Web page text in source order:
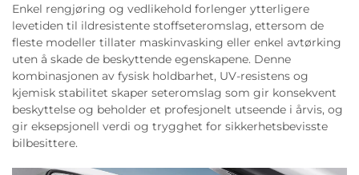
Enkel rengjøring og vedlikehold forlenger ytterligere
levetiden til ildresistente stoffseteromslag, ettersom de
fleste modeller tillater maskinvasking eller enkel avtørking
uten å skade de beskyttende egenskapene. Denne
kombinasjonen av fysisk holdbarhet, UV-resistens og
kjemisk stabilitet skaper seteromslag som gir konsekvent
beskyttelse og beholder et profesjonelt utseende i årvis, og
gir eksepsjonell verdi og trygghet for sikkerhetsbevisste
bilbesittere.